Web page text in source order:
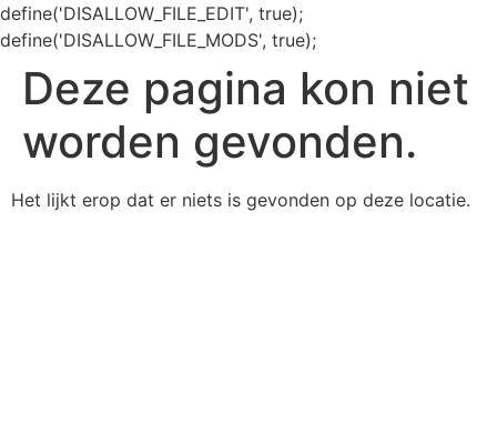
define('DISALLOW_FILE_EDIT', true);
define('DISALLOW_FILE_MODS', true);
Deze pagina kon niet
worden gevonden.
Het lijkt erop dat er niets is gevonden op deze locatie.